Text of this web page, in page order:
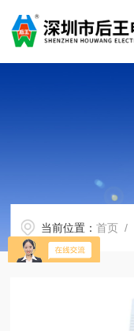
当前位置：首页 /